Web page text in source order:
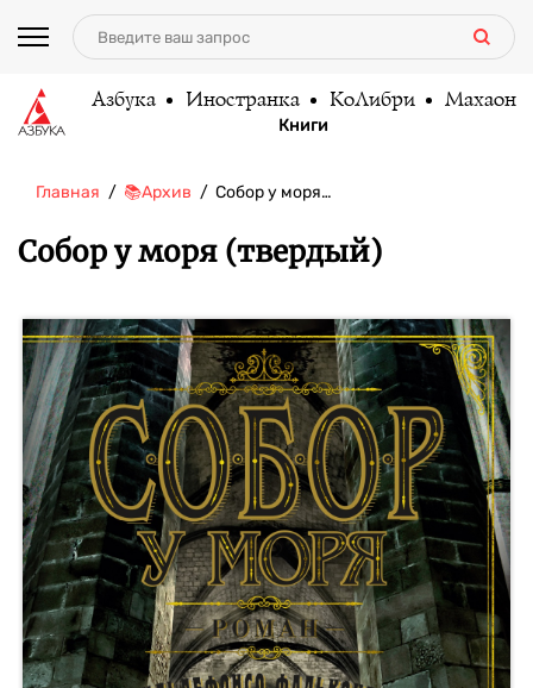
Азбука Иностранка КоЛибри Махаон
Книги
Главная 📚Архив Собор у моря…
Собор у моря (твердый)